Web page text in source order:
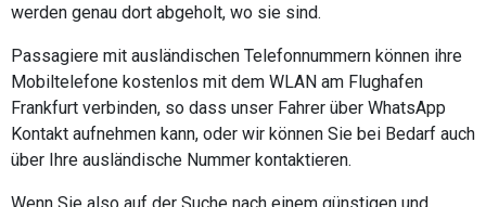
werden genau dort abgeholt, wo sie sind.
Passagiere mit ausländischen Telefonnummern können ihre
Mobiltelefone kostenlos mit dem WLAN am Flughafen
Frankfurt verbinden, so dass unser Fahrer über WhatsApp
Kontakt aufnehmen kann, oder wir können Sie bei Bedarf auch
über Ihre ausländische Nummer kontaktieren.
Wenn Sie also auf der Suche nach einem günstigen und